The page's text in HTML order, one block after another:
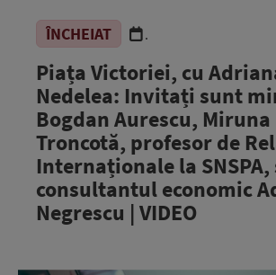
ÎNCHEIAT .
Piața Victoriei, cu
Nedelea: Invitați sunt
Bogdan Aurescu,
Troncotă, profesor de
Internaționale la SNSPA,
consultantul economic
Negrescu | VIDEO